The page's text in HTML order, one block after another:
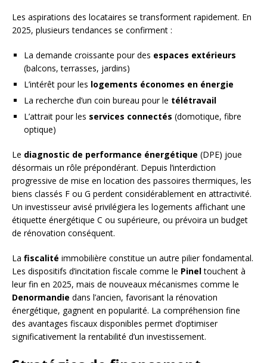
Les aspirations des locataires se transforment rapidement. En
2025, plusieurs tendances se confirment :
La demande croissante pour des espaces extérieurs
(balcons, terrasses, jardins)
L’intérêt pour les logements économes en énergie
La recherche d’un coin bureau pour le télétravail
L’attrait pour les services connectés (domotique, fibre
optique)
Le diagnostic de performance énergétique (DPE) joue
désormais un rôle prépondérant. Depuis l’interdiction
progressive de mise en location des passoires thermiques, les
biens classés F ou G perdent considérablement en attractivité.
Un investisseur avisé privilégiera les logements affichant une
étiquette énergétique C ou supérieure, ou prévoira un budget
de rénovation conséquent.
La fiscalité immobilière constitue un autre pilier fondamental.
Les dispositifs d’incitation fiscale comme le Pineltouchent à
leur fin en 2025, mais de nouveaux mécanismes comme le
Denormandie dans l’ancien, favorisant la rénovation
énergétique, gagnent en popularité. La compréhension fine
des avantages fiscaux disponibles permet d’optimiser
significativement la rentabilité d’un investissement.